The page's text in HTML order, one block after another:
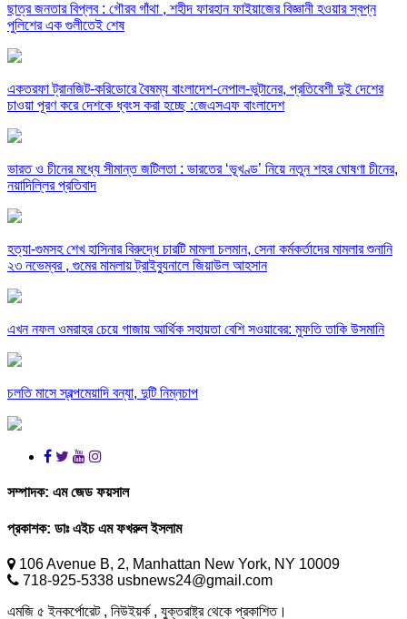
ছাত্র জনতার বিপ্লব : গৌরব গাঁথা , শহীদ ফারহান ফাইয়াজের বিজ্ঞানী হওয়ার স্বপ্ন
পুলিশের এক গুলীতেই শেষ
একতরফা ট্রানজিট-করিডোরে বৈষম্য বাংলাদেশ-নেপাল-ভুটানের, প্রতিবেশী দুই দেশের
চাওয়া পূরণ করে দেশকে ধ্বংস করা হচ্ছে :জেএসএফ বাংলাদেশ
ভারত ও চীনের মধ্যে সীমান্ত জটিলতা : ভারতের ‘ভূখণ্ড’ নিয়ে নতুন শহর ঘোষণা চীনের,
নয়াদিল্লির প্রতিবাদ
হত্যা-গুমসহ শেখ হাসিনার বিরুদ্ধে চারটি মামলা চলমান, সেনা কর্মকর্তাদের মামলার শুনানি
২৩ নভেম্বর , গুমের মামলায় ট্রাইব্যুনালে জিয়াউল আহসান
এখন নফল ওমরাহর চেয়ে গাজায় আর্থিক সহায়তা বেশি সওয়াবের: মুফতি তাকি উসমানি
চলতি মাসে স্বল্পমেয়াদি বন্যা, দুটি নিম্নচাপ
সম্পাদক: এম জেড ফয়সাল
প্রকাশক: ডাঃ এইচ এম ফখরুল ইসলাম
106 Avenue B, 2, Manhattan New York, NY 10009
718-925-5338 usbnews24@gmail.com
এমজি ৫ ইনকর্পোরেট , নিউইয়র্ক , যুক্তরাষ্ট্র থেকে প্রকাশিত।